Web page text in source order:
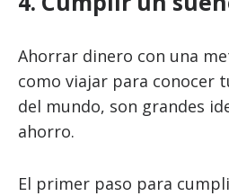
Ahorrar dinero con una
como viajar para conocer
del mundo, son grandes
ahorro.
El primer paso para